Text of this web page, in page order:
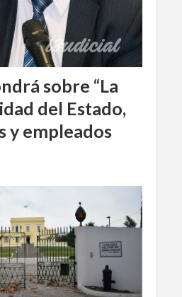
sobre “La
del Estado,
y empleados